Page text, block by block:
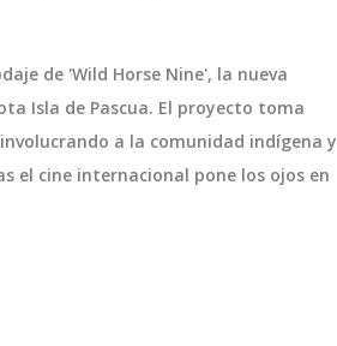
de 'Wild Horse Nine', la nueva
Isla de Pascua. El proyecto toma
a la comunidad indígena y
el cine internacional pone los ojos en
Pronostican lluvias en
Monterrey desde el 21 de abril
de 2025 con temperaturas al
Monterrey vivirá un cambio de clima